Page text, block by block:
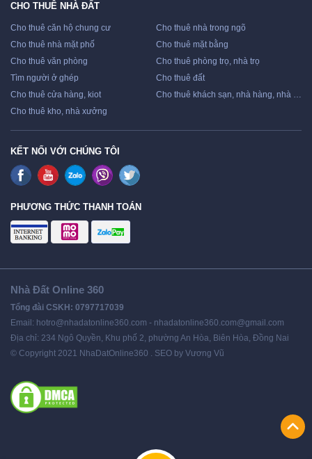
CHO THUÊ NHÀ ĐẤT
Cho thuê căn hộ chung cư
Cho thuê nhà trong ngõ
Cho thuê nhà mặt phố
Cho thuê mặt bằng
Cho thuê văn phòng
Cho thuê phòng trọ, nhà trọ
Tìm người ở ghép
Cho thuê đất
Cho thuê cửa hàng, kiot
Cho thuê khách sạn, nhà hàng, nhà nghỉ
Cho thuê kho, nhà xưởng
KẾT NỐI VỚI CHÚNG TÔI
PHƯƠNG THỨC THANH TOÁN
Nhà Đất Online 360
Tổng đài CSKH: 0797717039
Email: hotro@nhadatonline360.com - nhadatonline360.com@gmail.com
Địa chỉ: 234 Ngô Quyền, Khu phố 2, phường An Hòa, Biên Hòa, Đồng Nai
© Copyright 2021 NhaDatOnline360 . SEO by Vương Vũ